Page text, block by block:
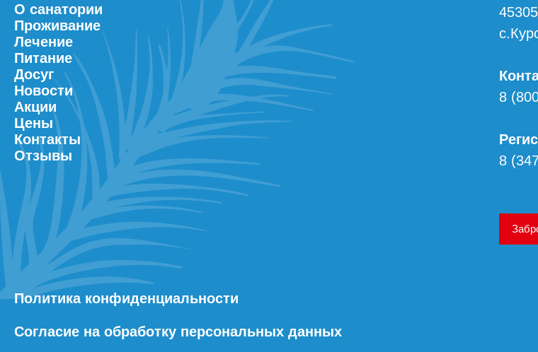
О санатории
Проживание
Лечение
Питание
Досуг
Новости
Акции
Цены
Контакты
Отзывы
Политика конфиденциальности
Согласие на обработку персональных данных
8
8